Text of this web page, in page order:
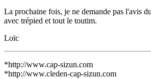
La prochaine fois, je ne demande pas l'avis
avec trépied et tout le toutim.
Loïc
*http://www.cap-sizun.com
*http://www.cleden-cap-sizun.com